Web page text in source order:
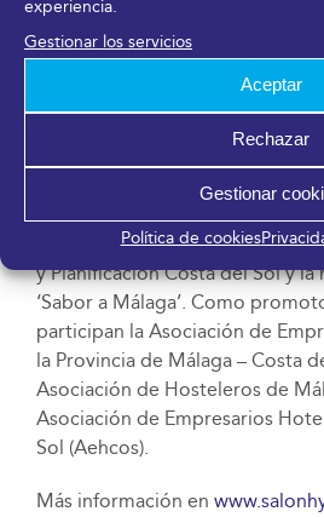
experiencia.
Gestionar los servicios
Aceptar
Rechazar
Gestionar
Política de cookies
H&T está organizado por
La Consejería de Turismo,
Junta de Andalucía es Premium
la Ciudad y Captación de
Turismo del Ayuntamiento de
Diputación Provincial de Málaga
y Planificación Costa del Sol y
‘Sabor a Málaga’. Como
participan la Asociación de
la Provincia de Málaga – Costa
Asociación de Hosteleros de
Asociación de Empresarios
Sol (Aehcos).
Más información en